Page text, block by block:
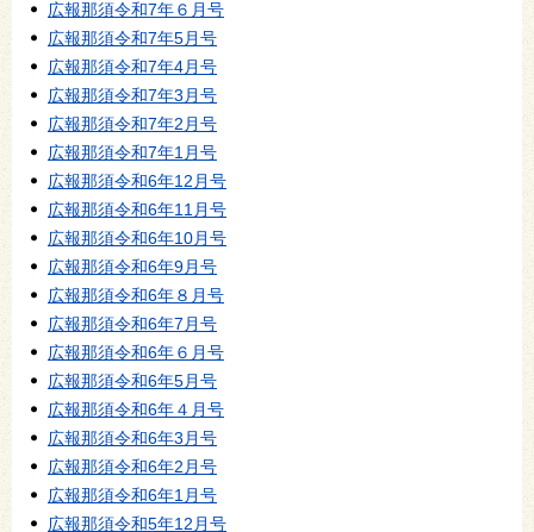
広報那須令和7年６月号
広報那須令和7年5月号
広報那須令和7年4月号
広報那須令和7年3月号
広報那須令和7年2月号
広報那須令和7年1月号
広報那須令和6年12月号
広報那須令和6年11月号
広報那須令和6年10月号
広報那須令和6年9月号
広報那須令和6年８月号
広報那須令和6年7月号
広報那須令和6年６月号
広報那須令和6年5月号
広報那須令和6年４月号
広報那須令和6年3月号
広報那須令和6年2月号
広報那須令和6年1月号
広報那須令和5年12月号